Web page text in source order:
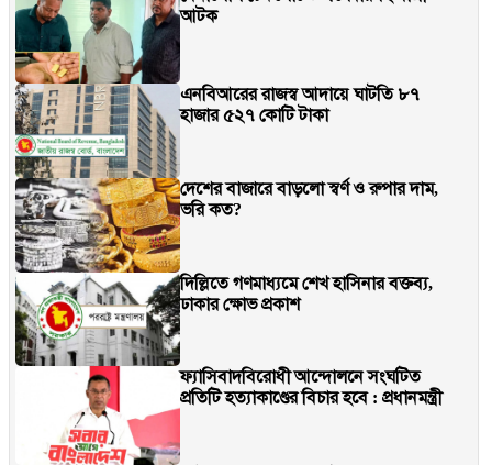
আটক
এনবিআরের রাজস্ব আদায়ে ঘাটতি ৮৭
হাজার ৫২৭ কোটি টাকা
দেশের বাজারে বাড়লো স্বর্ণ ও রুপার দাম,
ভরি কত?
দিল্লিতে গণমাধ্যমে শেখ হাসিনার বক্তব্য,
ঢাকার ক্ষোভ প্রকাশ
ফ্যাসিবাদবিরোধী আন্দোলনে সংঘটিত
প্রতিটি হত্যাকাণ্ডের বিচার হবে : প্রধানমন্ত্রী